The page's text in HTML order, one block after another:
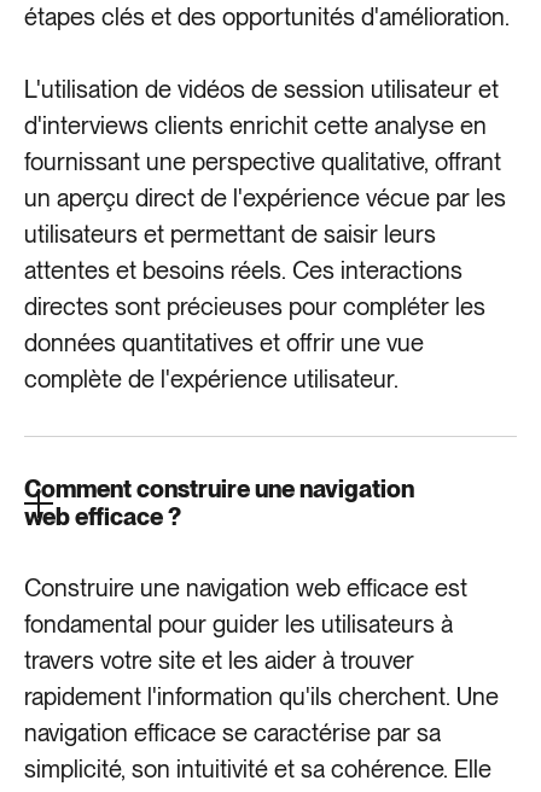
étapes clés et des opportunités d'amélioration.
L'utilisation de vidéos de session utilisateur et
d'interviews clients enrichit cette analyse en
fournissant une perspective qualitative, offrant
un aperçu direct de l'expérience vécue par les
utilisateurs et permettant de saisir leurs
attentes et besoins réels. Ces interactions
directes sont précieuses pour compléter les
données quantitatives et offrir une vue
complète de l'expérience utilisateur.
Comment construire une navigation
web efficace ?
Construire une navigation web efficace est
fondamental pour guider les utilisateurs à
travers votre site et les aider à trouver
rapidement l'information qu'ils cherchent. Une
navigation efficace se caractérise par sa
simplicité, son intuitivité et sa cohérence. Elle